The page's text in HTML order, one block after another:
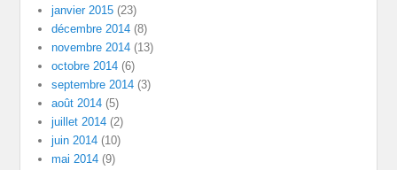
janvier 2015 (23)
décembre 2014 (8)
novembre 2014 (13)
octobre 2014 (6)
septembre 2014 (3)
août 2014 (5)
juillet 2014 (2)
juin 2014 (10)
mai 2014 (9)